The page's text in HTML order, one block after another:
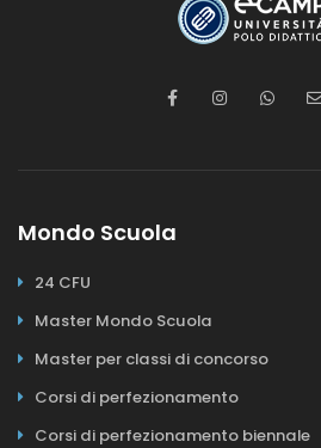
Mondo Scuola
24 CFU
Master Mondo Scuola
Master per classi di concorso
Corsi di perfezionamento
Corsi di perfezionamento biennale